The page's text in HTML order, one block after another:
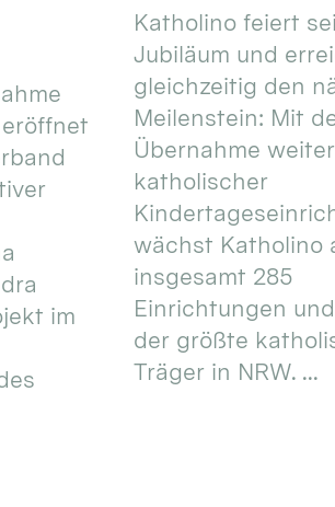
im
Katholino feiert
Jubiläum und
gleichzeitig den
Meilenstein: Mit
Übernahme
katholischer
wächst Katholino
insgesamt 285
Einrichtungen
der größte
Träger in NRW. ...